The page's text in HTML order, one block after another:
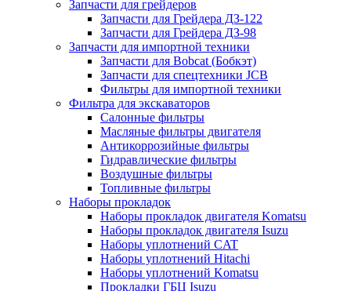
Запчасти для грейдеров
Запчасти для Грейдера ДЗ-122
Запчасти для Грейдера ДЗ-98
Запчасти для импортной техники
Запчасти для Bobcat (Бобкэт)
Запчасти для спецтехники JCB
Фильтры для импортной техники
Фильтра для экскаваторов
Салонные фильтры
Масляные фильтры двигателя
Антикоррозийные фильтры
Гидравлические фильтры
Воздушные фильтры
Топливные фильтры
Наборы прокладок
Наборы прокладок двигателя Komatsu
Наборы прокладок двигателя Isuzu
Наборы уплотнений CAT
Наборы уплотнений Hitachi
Наборы уплотнений Komatsu
Прокладки ГБЦ Isuzu